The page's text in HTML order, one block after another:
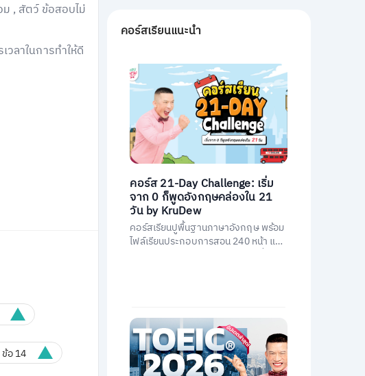
, สัตว์ ข้อสอบไม่
ลาในการทำให้ดี
ข้อ 14
คอร์สเรียนแนะนำ
คอร์ส 21-Day Challenge: เริ่ม
จาก 0 ก็พูดอังกฤษคล่องใน 21
วัน by KruDew
คอร์สเรียนปูพื้นฐานภาษาอังกฤษ พร้อม
ไฟล์เรียนประกอบการสอน 240 หน้า และ